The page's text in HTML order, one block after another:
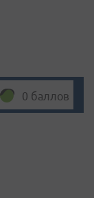
0 баллов